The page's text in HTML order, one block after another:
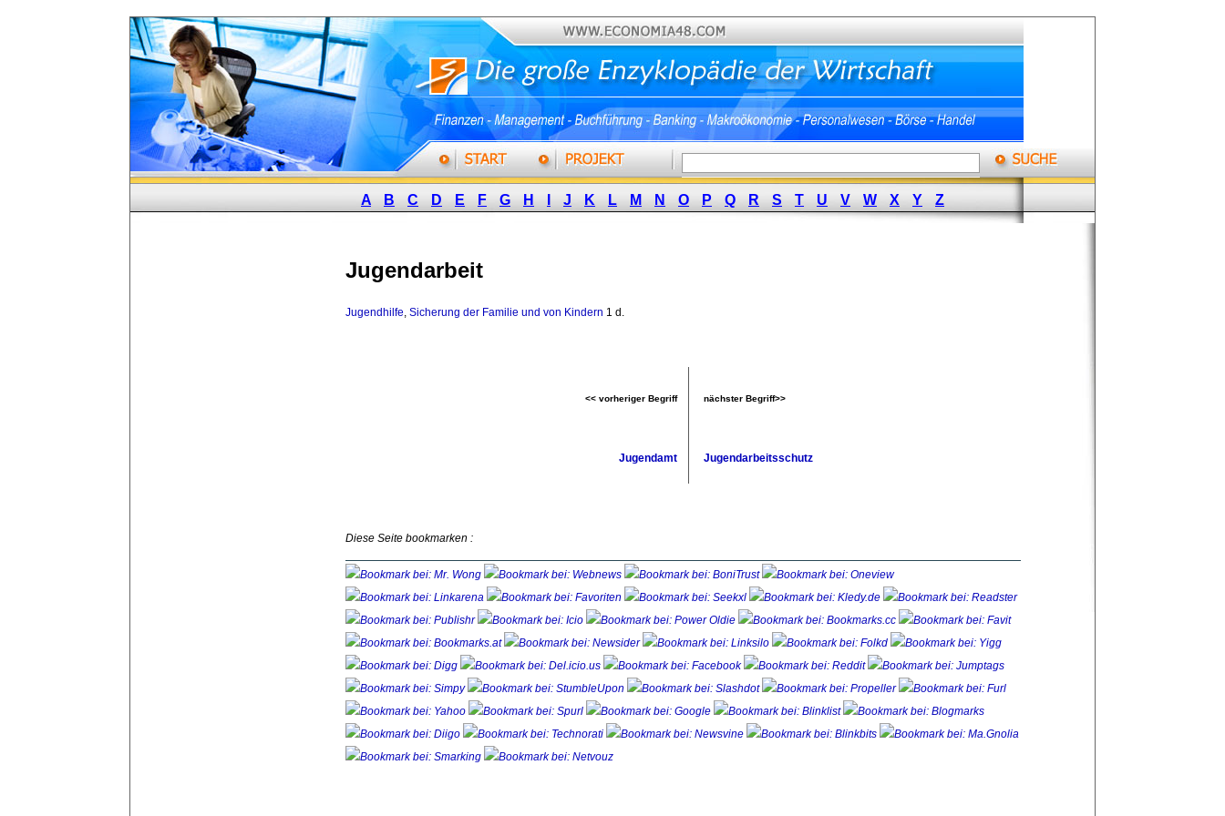
A B C D E F G H J K L M N O P Q R S T U V W X Y Z
Jugendarbeit
Jugendhilfe, Sicherung der Familie und von Kindern 1 d.
<< vorheriger Begriff nächster Begriff>>
Jugendamt Jugendarbeitsschutz
Diese Seite bookmarken :